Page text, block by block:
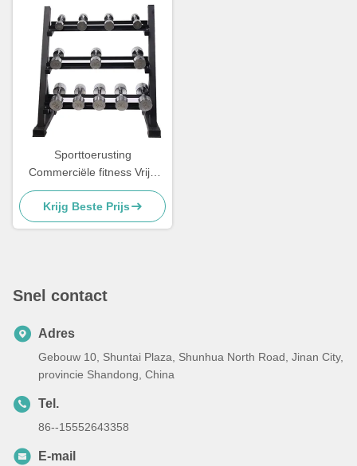
Sporttoerusting
Commerciële fitness Vrije
gewicht Rack Dumbbell Rack
3 Tier
Krijg Beste Prijs
Snel contact
Adres
Gebouw 10, Shuntai Plaza, Shunhua North Road, Jinan City,
provincie Shandong, China
Tel.
86--15552643358
E-mail